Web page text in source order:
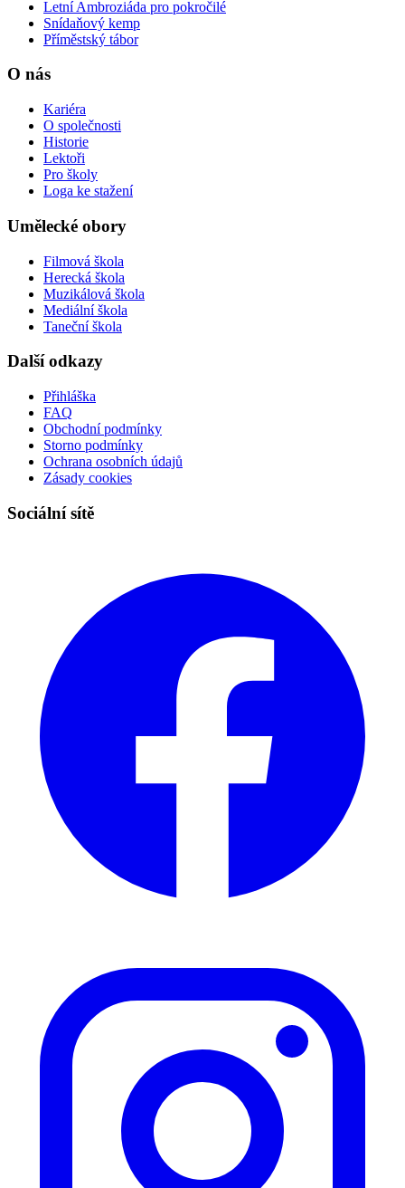
Letní Ambroziáda pro pokročilé
Snídaňový kemp
Příměstský tábor
O nás
Kariéra
O společnosti
Historie
Lektoři
Pro školy
Loga ke stažení
Umělecké obory
Filmová škola
Herecká škola
Muzikálová škola
Mediální škola
Taneční škola
Další odkazy
Přihláška
FAQ
Obchodní podmínky
Storno podmínky
Ochrana osobních údajů
Zásady cookies
Sociální sítě